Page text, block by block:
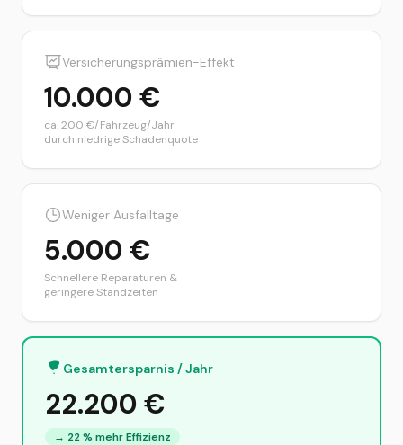
Versicherungsprämien-Effekt
10.000 €
ca. 200 €/Fahrzeug/Jahr
durch niedrige Schadenquote
Weniger Ausfalltage
5.000 €
Schnellere Reparaturen &
geringere Standzeiten
Gesamtersparnis / Jahr
22.200 €
→ 22% mehr Effizienz